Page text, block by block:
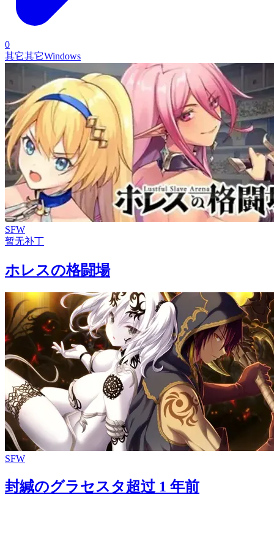
0
其它其它Windows
SFW
暂无补丁
ホレスの格闘場
SFW
封緘のグラセスタ超过 1 年前